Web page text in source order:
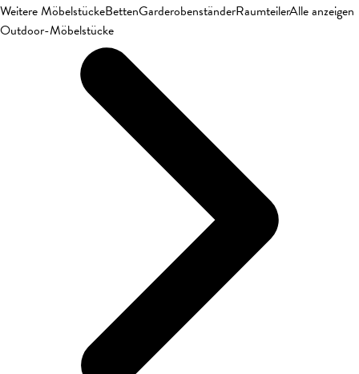
Weitere MöbelstückeBettenGarderobenständerRaumteilerAlle anzeigen
Outdoor-Möbelstücke